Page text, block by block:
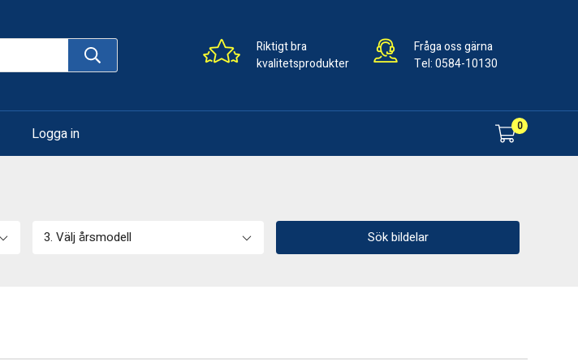
Riktigt bra
kvalitetsprodukter
Fråga oss gärna
Tel:0584-10130
Logga in 0
3. Välj årsmodell Sök bildelar